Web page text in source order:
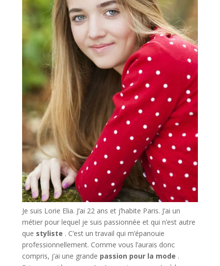
Je suis Lorie Elia. J’ai 22 ans et j’habite Paris. J’ai un
métier pour lequel je suis passionnée et qui n’est autre
que styliste . C’est un travail qui m’épanouie
professionnellement. Comme vous l’aurais donc
compris, j’ai une grande passion pour la mode .